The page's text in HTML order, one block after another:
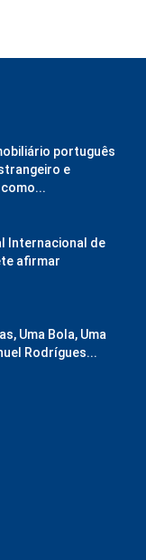
português
e
Internacional de
afirmar
Uma Bola, Uma
Rodrígues...